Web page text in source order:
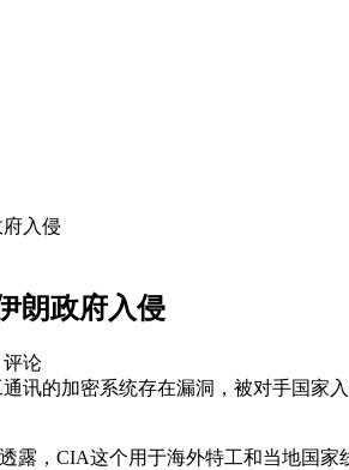
入侵
朗政府入侵
评论
讯的加密系统存在漏洞，被对手国
露，CIA这个用于海外特工和当地国